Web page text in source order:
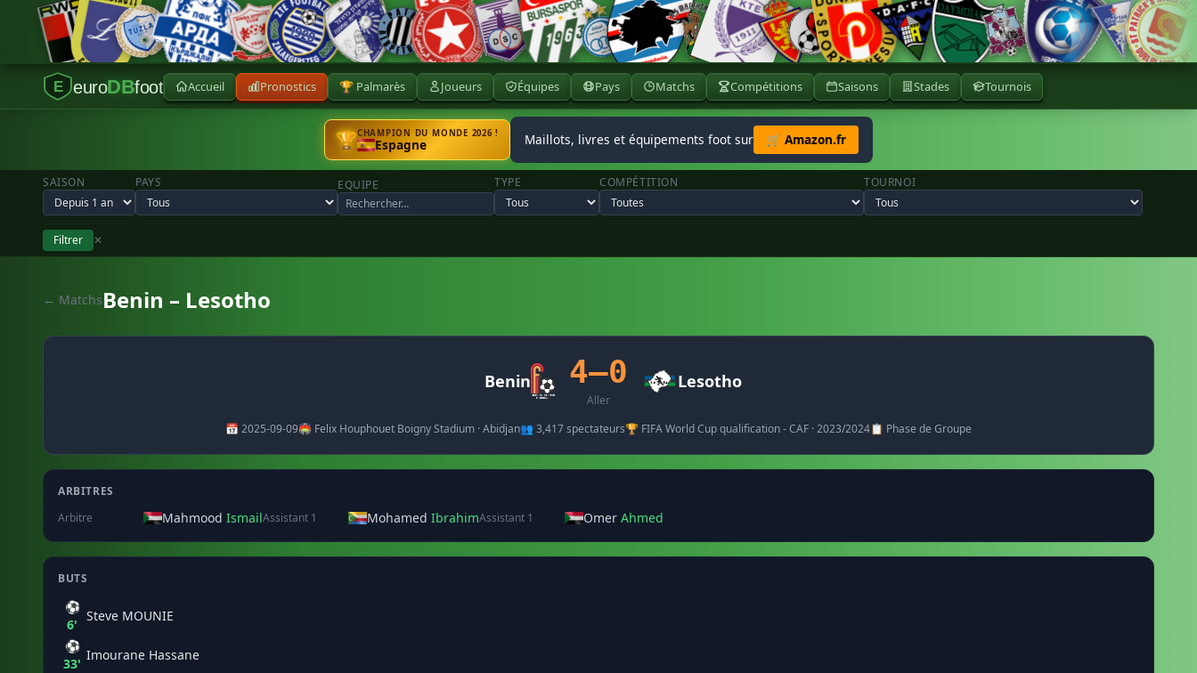
E euroDBfoot Accueil Pronostics 🏆 Palmarès Joueurs Équipes Pays Matchs Compétitions Saisons Stades Tournois
🏆CHAMPION DU MONDE 2026 !
Espagne Maillots, livres et équipements foot sur 🛒 Amazon.fr
SAISON PAYS EQUIPE TYPE COMPÉTITION TOURNOI
Filtrer ✕
← MatchsBenin – Lesotho
Benin 4–0
Aller
Lesotho
📅 2025-09-09🏟️ Felix Houphouet Boigny Stadium · Abidjan👥 3,417 spectateurs🏆 FIFA World Cup qualification - CAF · 2023/2024📋 Phase de Groupe
ARBITRES
Arbitre
Mahmood IsmailAssistant 1 Mohamed IbrahimAssistant 1 Omer Ahmed
BUTS
⚽
6'
Steve MOUNIE
⚽
33'
Imourane Hassane